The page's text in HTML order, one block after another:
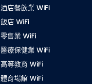
酒店餐飲業 WiFi
飯店 WiFi
零售業 WiFi
醫療保健業 WiFi
高等教育 WiFi
體育場館 WiFi